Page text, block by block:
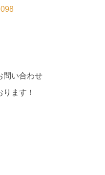
問い合わせ
ます！